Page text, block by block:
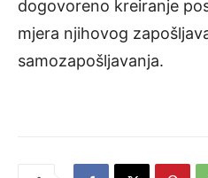
dogovoreno kreiranje
mjera njihovog
samozapošljavanja.